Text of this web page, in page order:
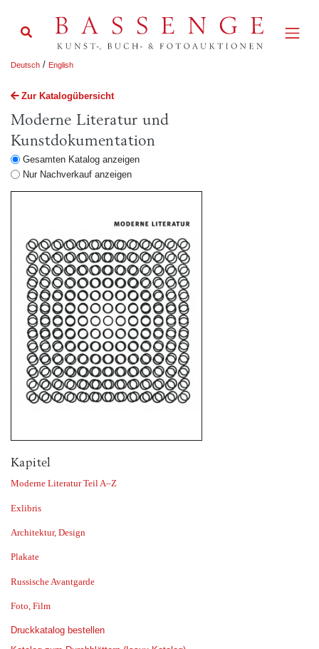
Deutsch / English
Zur Katalogübersicht
Moderne Literatur und
Kunstdokumentation
Gesamten Katalog anzeigen
Nur Nachverkauf anzeigen
Kapitel
Moderne Literatur Teil A–Z
Exlibris
Architektur, Design
Plakate
Russische Avantgarde
Foto, Film
Druckkatalog bestellen